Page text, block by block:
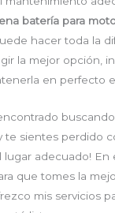
batería para
hacer toda la
la mejor opción,
en perfecto
te sientes perdido
lugar adecuado!
que tomes la
mis servicios